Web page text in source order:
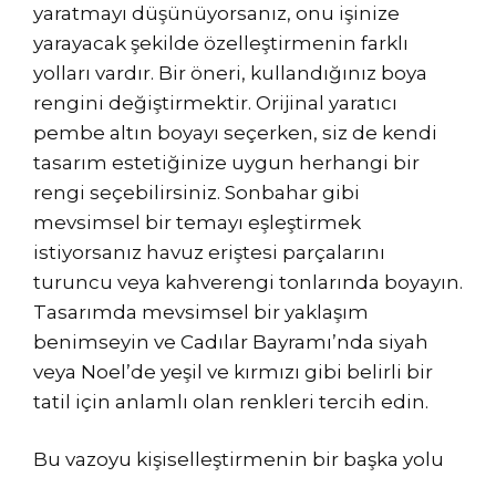
yaratmayı düşünüyorsanız, onu işinize
yarayacak şekilde özelleştirmenin farklı
yolları vardır. Bir öneri, kullandığınız boya
rengini değiştirmektir. Orijinal yaratıcı
pembe altın boyayı seçerken, siz de kendi
tasarım estetiğinize uygun herhangi bir
rengi seçebilirsiniz. Sonbahar gibi
mevsimsel bir temayı eşleştirmek
istiyorsanız havuz eriştesi parçalarını
turuncu veya kahverengi tonlarında boyayın.
Tasarımda mevsimsel bir yaklaşım
benimseyin ve Cadılar Bayramı’nda siyah
veya Noel’de yeşil ve kırmızı gibi belirli bir
tatil için anlamlı olan renkleri tercih edin.
Bu vazoyu kişiselleştirmenin bir başka yolu